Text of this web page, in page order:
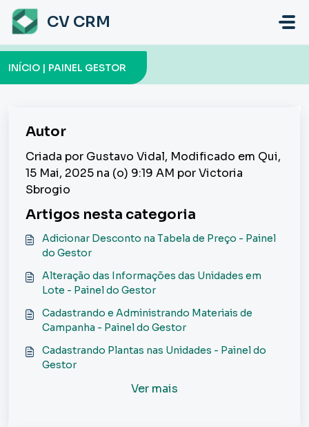
Ir para o conteúdo principal
CV CRM
INÍCIO | PAINEL GESTOR
Autor
Criada por Gustavo Vidal, Modificado em Qui,
15 Mai, 2025 na (o) 9:19 AM por Victoria
Sbrogio
Artigos nesta categoria
Adicionar Desconto na Tabela de Preço - Painel
do Gestor
Alteração das Informações das Unidades em
Lote - Painel do Gestor
Cadastrando e Administrando Materiais de
Campanha - Painel do Gestor
Cadastrando Plantas nas Unidades - Painel do
Gestor
Ver mais